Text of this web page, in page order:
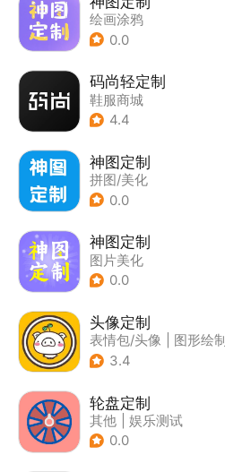
绘画涂鸦
0.0
码尚轻定制
鞋服商城
4.4
神图定制
拼图/美化
0.0
神图定制
图片美化
0.0
头像定制
表情包/头像
图形绘制
3.4
轮盘定制
其他
娱乐测试
0.0